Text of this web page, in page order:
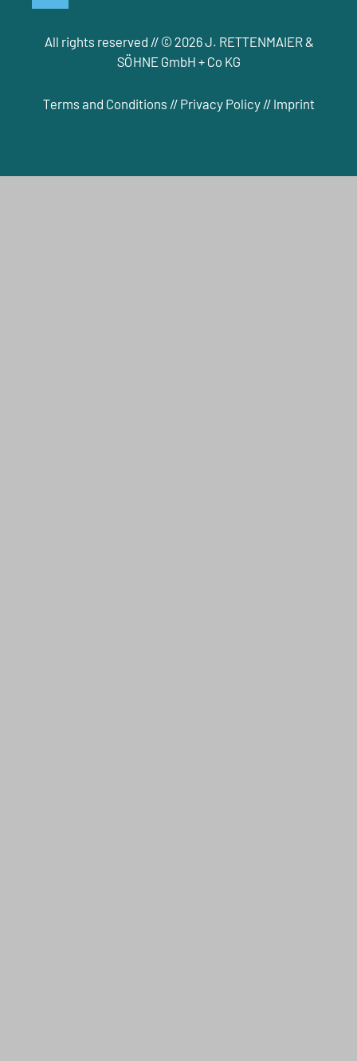
All rights reserved // © 2026 J. RETTENMAIER &
SÖHNE GmbH + Co KG
Terms and Conditions // Privacy Policy// Imprint